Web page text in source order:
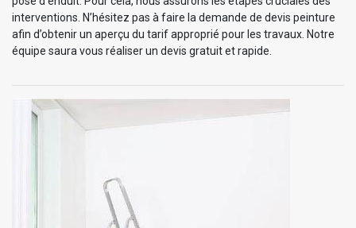
interventions. N’hésitez pas à faire la demande de devis peinture
afin d’obtenir un aperçu du tarif approprié pour les travaux. Notre
équipe saura vous réaliser un devis gratuit et rapide.